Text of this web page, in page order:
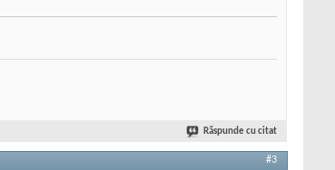
Răspunde cu citat
#3